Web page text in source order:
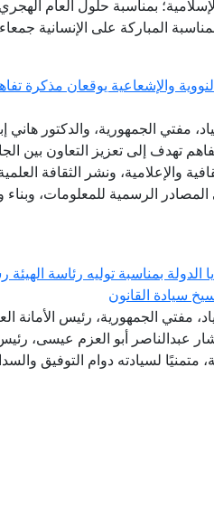
المباركة على الإنسانية
والإشعاعية يوقعان مذكرة
مفتي الجمهورية، والدكتور
تهدف إلى تعزيز التعاون بين
والإعلامية، ونشر الثقافة
المصادر الرسمية للمعلومات،
بمناسبة توليه رئاسة الهيئة
سيادة القانون
مفتي الجمهورية، رئيس الأمانة
عبدالناصر أبو العزم عيسى،
متمنيًا لسيادته دوام التوفيق